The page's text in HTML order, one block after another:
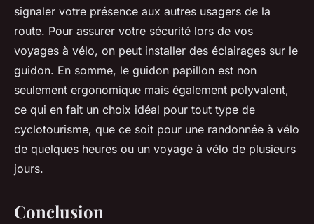
signaler votre présence aux autres usagers de la
route. Pour assurer votre sécurité lors de vos
voyages à vélo, on peut installer des éclairages sur le
guidon. En somme, le guidon papillon est non
seulement ergonomique mais également polyvalent,
ce qui en fait un choix idéal pour tout type de
cyclotourisme, que ce soit pour une randonnée à vélo
de quelques heures ou un voyage à vélo de plusieurs
jours.
Conclusion